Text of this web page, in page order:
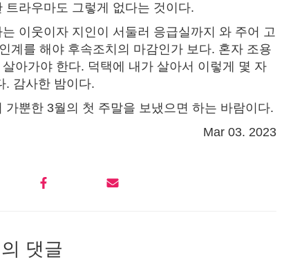
라우마도 그렇게 없다는 것이다.
이웃이자 지인이 서둘러 응급실까지 와 주어 고
계를 해야 후속조치의 마감인가 보다. 혼자 조용
아가야 한다. 덕택에 내가 살아서 이렇게 몇 자
. 감사한 밤이다.
뿐한 3월의 첫 주말을 보냈으면 하는 바람이다.
Mar 03. 2023
댓글